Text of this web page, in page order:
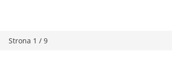
Strona 1 / 9